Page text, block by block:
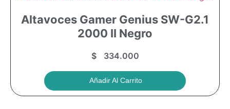
Altavoces Gamer Genius SW-G2.1
2000 II Negro
$334.000
Añadir Al Carrito